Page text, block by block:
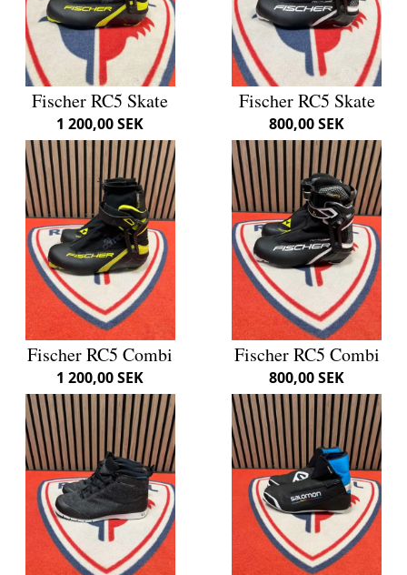
Fischer RC5 Skate
1 200,00 SEK
Fischer RC5 Skate
800,00 SEK
Fischer RC5 Combi
1 200,00 SEK
Fischer RC5 Combi
800,00 SEK